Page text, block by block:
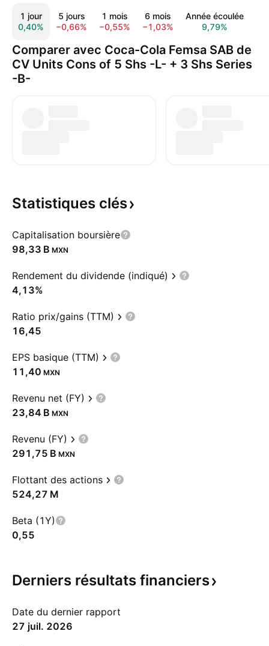
1 jour
0,40%
5 jours
−0,66%
1 mois
−0,55%
6 mois
−1,03%
Année écoulée
9,79%
Comparer avec Coca-Cola Femsa SAB de
CV Units Cons of 5 Shs -L- + 3 Shs Series
-B-
Statistiques clés
Capitalisation boursière
‪98,33 B‬ MXN
Rendement du dividende (indiqué)
4,13%
Ratio prix/gains (TTM)
16,45
EPS basique (TTM)
11,40 MXN
Revenu net (FY)
‪23,84 B‬ MXN
Revenu (FY)
‪291,75 B‬ MXN
Flottant des actions
‪524,27 M‬
Beta (1Y)
0,55
Derniers résultats financiers
Date du dernier rapport
27 juil. 2026